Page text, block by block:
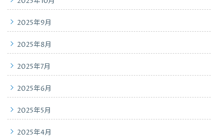
2025年9月
2025年8月
2025年7月
2025年6月
2025年5月
2025年4月